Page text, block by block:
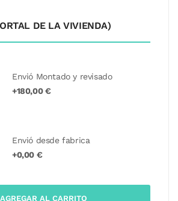
DE LA VIVIENDA)
Envió Montado y revisado
+180,00 €
Envió desde fabrica
+0,00 €
AGREGAR AL CARRITO